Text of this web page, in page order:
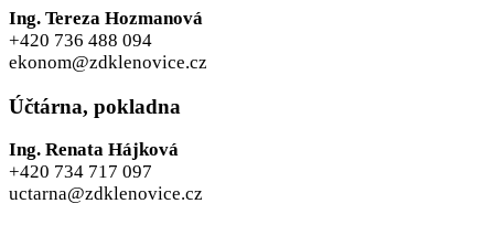
Ing. Tereza Hozmanová
+420 736 488 094
ekonom@zdklenovice.cz
Účtárna, pokladna
Ing. Renata Hájková
+420 734 717 097
uctarna@zdklenovice.cz